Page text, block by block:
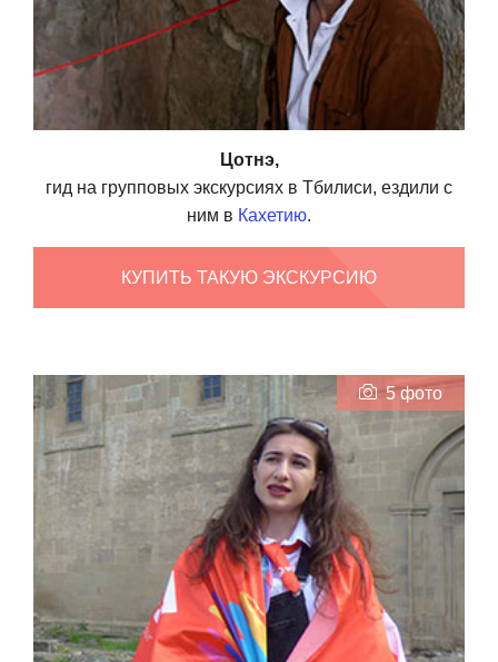
Цотнэ,
гид на групповых экскурсиях в Тбилиси, ездили с
ним в Кахетию.
КУПИТЬ ТАКУЮ ЭКСКУРСИЮ
5 фото